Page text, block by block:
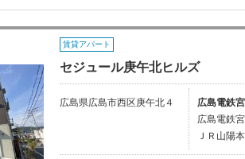
賃貸アパート
セジュール庚午北ヒルズ
広島県広島市西区庚午北４
広島電鉄
広島電鉄
ＪＲ山陽